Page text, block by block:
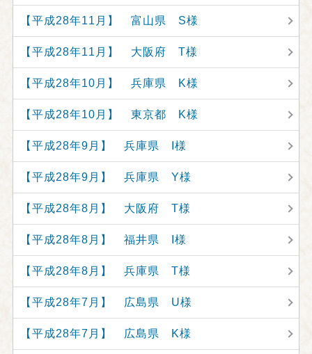
【平成28年11月】 富山県 S様
【平成28年11月】 大阪府 T様
【平成28年10月】 兵庫県 K様
【平成28年10月】 東京都 K様
【平成28年9月】 兵庫県 I様
【平成28年9月】 兵庫県 Y様
【平成28年8月】 大阪府 T様
【平成28年8月】 福井県 I様
【平成28年8月】 兵庫県 T様
【平成28年7月】 広島県 U様
【平成28年7月】 広島県 K様